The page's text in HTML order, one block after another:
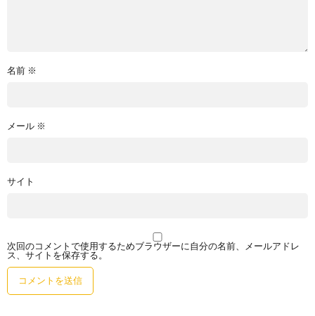
名前 ※
メール ※
サイト
次回のコメントで使用するためブラウザーに自分の名前、メールアドレ
ス、サイトを保存する。